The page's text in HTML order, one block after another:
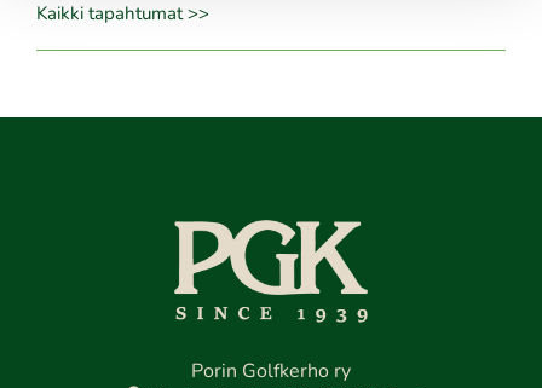
Kaikki tapahtumat >>
Porin Golfkerho ry